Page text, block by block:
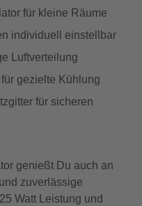
für kleine Räume
individuell einstellbar
Luftverteilung
gezielte Kühlung
für sicheren
genießt Du auch an
zuverlässige
Watt Leistung und